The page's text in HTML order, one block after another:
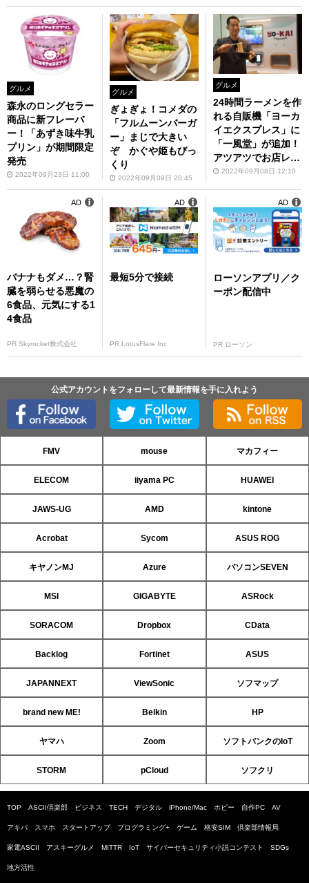
グルメ
森永のロングセラー
商品に新フレーバ
ー！「あずき味牛乳
プリン」が期間限定
発売
2022年09月23日 11:00
グルメ
ぎょぎょ！コメダの
「フルムーンバーガ
ー」まじで大きい
ぞ かぐや姫もびっ
くり
2022年09月09日 20:45
グルメ
24時間ラーメンを作
れる自販機「ヨーカ
イエクスプレス」に
「一風堂」が追加！
アツアツでお店レベ
ルだった！
2022年09月08日 12:10
バナナもダメ…？腎
臓を弱らせる悪魔の
6食品、元気にする1
4食品
PR Skyrocket株式会社
AD
最短5分で接続
PR LotusFlare Inc
AD
ローソンアプリ／ク
ーポン配信中
PR ローソン
AD
公式アカウントをフォローして最新情報を手に入れよう
FMV mouse マカフィー
ELECOM iiyama PC HUAWEI
JAWS-UG AMD kintone
Acrobat Sycom ASUS ROG
キヤノンMJ Azure パソコンSEVEN
MSI GIGABYTE ASRock
SORACOM Dropbox CData
Backlog Fortinet ASUS
JAPANNEXT ViewSonic ソフマップ
brand new ME! Belkin HP
ヤマハ Zoom ソフトバンクのIoT
STORM pCloud ソフクリ
TOP ASCII倶楽部 ビジネス TECH デジタル iPhone/Mac ホビー 自作PC AV
アキバ スマホ スタートアップ プログラミング+ ゲーム 格安SIM 倶楽部情報局
家電ASCII アスキーグルメ MITTR IoT サイバーセキュリティ小説コンテスト SDGs
地方活性